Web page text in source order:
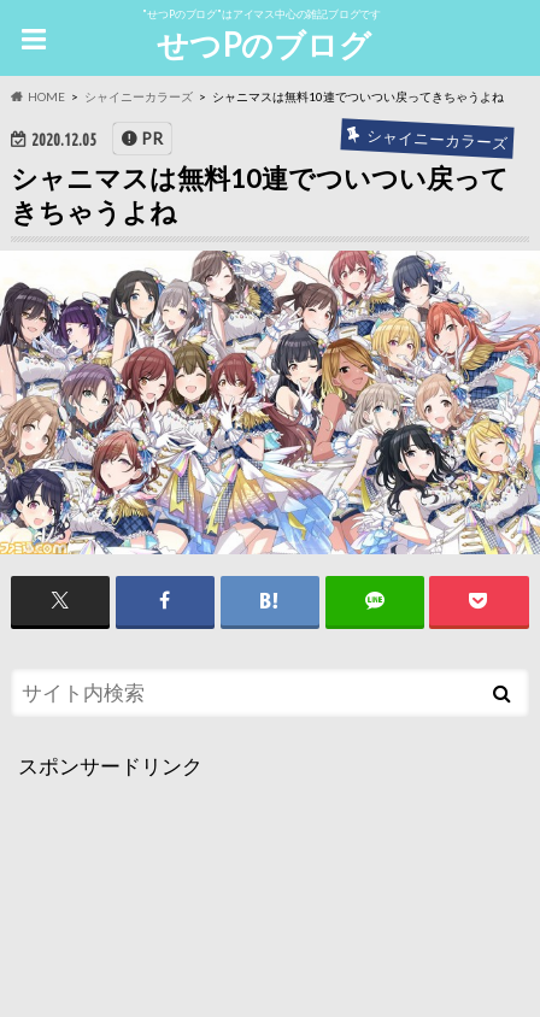
"せつPのブログ"はアイマス中心の雑記ブログです
せつPのブログ
HOME シャイニーカラーズ シャニマスは無料10連でついつい戻ってきちゃうよね
2020.12.05 シャイニーカラーズ
PR
シャニマスは無料10連でついつい戻って
きちゃうよね
スポンサードリンク